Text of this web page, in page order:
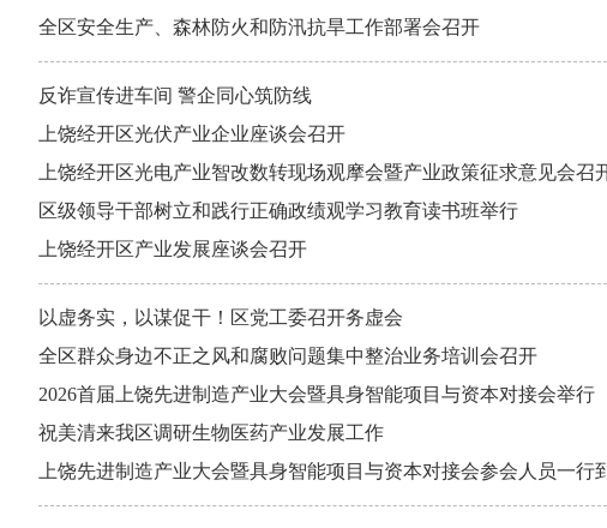
全区安全生产、森林防火和防汛抗旱工作部署会召开
反诈宣传进车间 警企同心筑防线
上饶经开区光伏产业企业座谈会召开
上饶经开区光电产业智改数转现场观摩会暨产业政策征求意见会召
区级领导干部树立和践行正确政绩观学习教育读书班举行
上饶经开区产业发展座谈会召开
以虚务实，以谋促干！区党工委召开务虚会
全区群众身边不正之风和腐败问题集中整治业务培训会召开
2026首届上饶先进制造产业大会暨具身智能项目与资本对接会举行
祝美清来我区调研生物医药产业发展工作
上饶先进制造产业大会暨具身智能项目与资本对接会参会人员一行